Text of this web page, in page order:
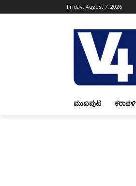
Friday, August 7, 2026
ಮುಖಪುಟ ಕರಾವಳಿ